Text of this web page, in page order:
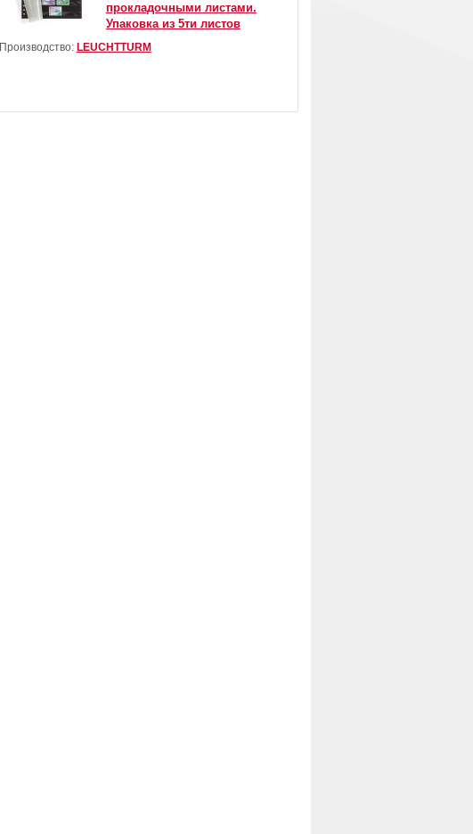
прокладочными листами.
Упаковка из 5ти листов
Производство: LEUCHTTURM